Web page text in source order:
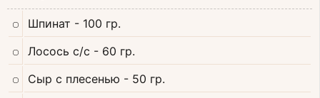
Шпинат - 100 гр.
Лосось с/с - 60 гр.
Сыр с плесенью - 50 гр.